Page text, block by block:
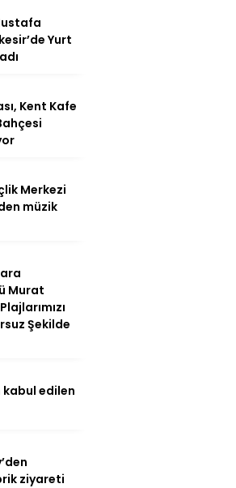
Yurt
Kent Kafe
Merkezi
müzik
Murat
Şekilde
kabul edilen
ziyareti